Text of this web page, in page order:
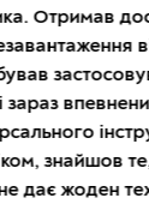
доступ до
від
рівні
що
те, що шукав.